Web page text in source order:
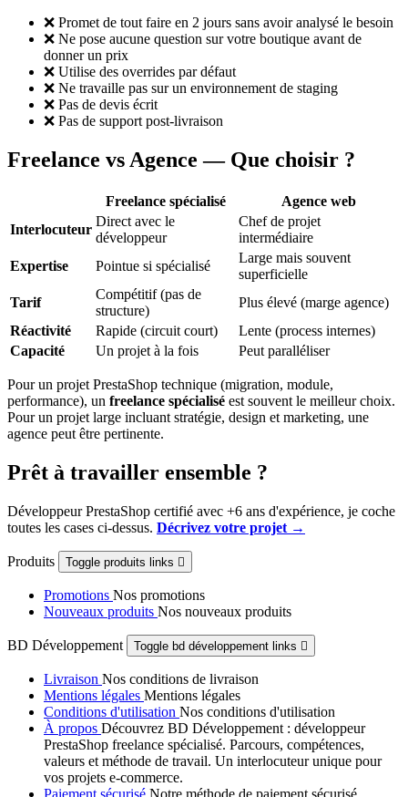
❌ Promet de tout faire en 2 jours sans avoir analysé le besoin
❌ Ne pose aucune question sur votre boutique avant de
donner un prix
❌ Utilise des overrides par défaut
❌ Ne travaille pas sur un environnement de staging
❌ Pas de devis écrit
❌ Pas de support post-livraison
Freelance vs Agence — Que choisir ?
Freelance spécialisé
Agence web
Interlocuteur
Direct avec le
développeur
Chef de projet
intermédiaire
Expertise
Pointue si spécialisé
Large mais souvent
superficielle
Tarif
Compétitif (pas de
structure)
Plus élevé (marge agence)
Réactivité
Rapide (circuit court)
Lente (process internes)
Capacité
Un projet à la fois Peut paralléliser
Pour un projet PrestaShop technique (migration, module,
performance), un freelance spécialisé est souvent le meilleur choix.
Pour un projet large incluant stratégie, design et marketing, une
agence peut être pertinente.
Prêt à travailler ensemble ?
Développeur PrestaShop certifié avec +6 ans d'expérience, je coche
toutes les cases ci-dessus. Décrivez votre projet →
Produits Toggle produits links 
Promotions Nos promotions
Nouveaux produits Nos nouveaux produits
BD Développement Toggle bd développement links 
Livraison Nos conditions de livraison
Mentions légales Mentions légales
Conditions d'utilisation Nos conditions d'utilisation
À propos Découvrez BD Développement : développeur
PrestaShop freelance spécialisé. Parcours, compétences,
valeurs et méthode de travail. Un interlocuteur unique pour
vos projets e-commerce.
Paiement sécurisé Notre méthode de paiement sécurisé